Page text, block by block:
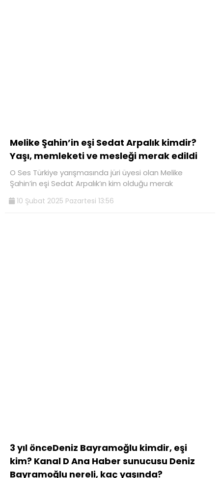
Melike Şahin’in eşi Sedat Arpalık kimdir?
Yaşı, memleketi ve mesleği merak edildi
O Ses Türkiye yarışmasında jüri üyesi olan Melike
Şahin’in eşi Sedat Arpalık’ın kim olduğu merak
10 Şubat 2025 Pazartesi 13:56
3 yıl önceDeniz Bayramoğlu kimdir, eşi
kim? Kanal D Ana Haber sunucusu Deniz
Bayramoğlu nereli, kaç yaşında?